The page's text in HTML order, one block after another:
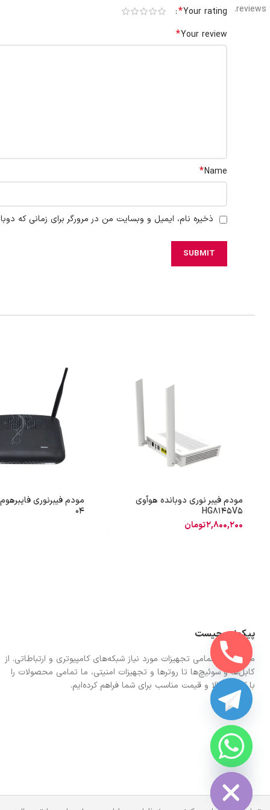
reviews
Your rating
*
Your review
*
Name
*
ذخیره نام، ایمیل و وبسایت من در مرورگر برای زمانی که
مودم فیبر نوری دوبانده هوآوی
HG8145V5
2,800,200تومان
04
پیکونت چیست
ما در اینجا تمامی تجهیزات مورد نیاز شبکه‌های کامپیوتری و ارتباطاتی. از
کابل‌ها و سوئیچ‌ها تا روترها و تجهیزات امنیتی، ما تمامی محصولات را
با کیفیت بالا و قیمت مناسب برای شما فراهم کرده‌ایم.
HIDE
CHATY